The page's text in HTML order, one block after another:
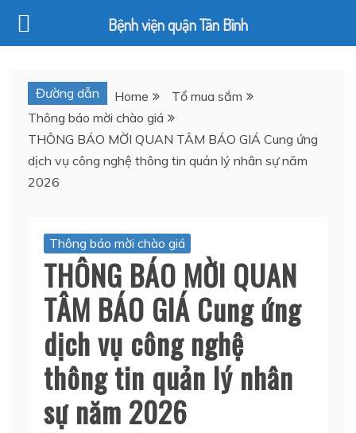
contentĐường dẫn Home
Tổ mua sắm
Thông báo mời chào giá
THÔNG BÁO MỜI QUAN TÂM BÁO GIÁ Cung ứng
dịch vụ công nghệ thông tin quản lý nhân sự năm
2026
Thông báo mời chào giá
THÔNG BÁO MỜI QUAN
TÂM BÁO GIÁ Cung ứng
dịch vụ công nghệ
thông tin quản lý nhân
sự năm 2026
Bệnh viện quận Tân Bình